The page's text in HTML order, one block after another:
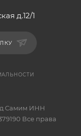
д.12/1
Самим ИНН
Все права